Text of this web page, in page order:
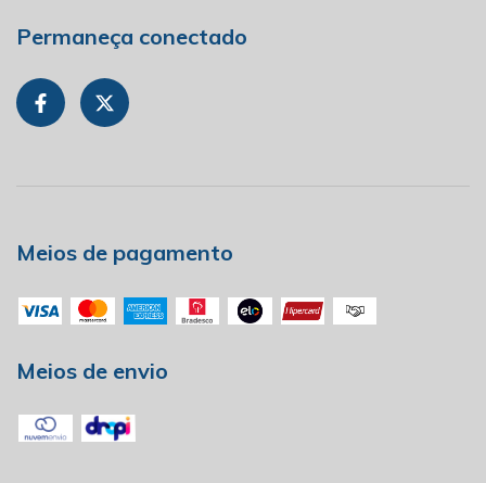
Permaneça conectado
Meios de pagamento
Meios de envio